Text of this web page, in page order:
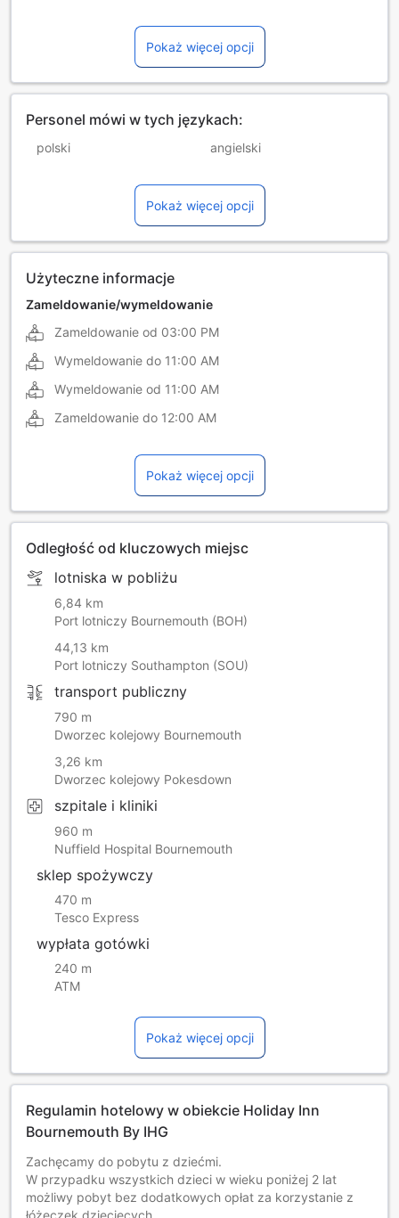
Pokaż więcej opcji
Personel mówi w tych językach:
polski angielski
japoński
litewski niemiecki
portugalski
tajski turecki
węgierski włoski
Pokaż więcej opcji
Użyteczne informacje
Zameldowanie/wymeldowanie
Zameldowanie od 03:00 PM
Wymeldowanie do 11:00 AM
Wymeldowanie od 11:00 AM
Zameldowanie do 12:00 AM
Pokaż więcej opcji
Odległość od kluczowych miejsc
lotniska w pobliżu
6,84 km
Port lotniczy Bournemouth (BOH)
44,13 km
Port lotniczy Southampton (SOU)
transport publiczny
790 m
Dworzec kolejowy Bournemouth
3,26 km
Dworzec kolejowy Pokesdown
szpitale i kliniki
960 m
Nuffield Hospital Bournemouth
sklep spożywczy
470 m
Tesco Express
wypłata gotówki
240 m
ATM
Pokaż więcej opcji
Regulamin hotelowy w obiekcie Holiday Inn
Bournemouth By IHG
Zachęcamy do pobytu z dziećmi.
W przypadku wszystkich dzieci w wieku poniżej 2 lat
możliwy pobyt bez dodatkowych opłat za korzystanie z
łóżeczek dziecięcych.